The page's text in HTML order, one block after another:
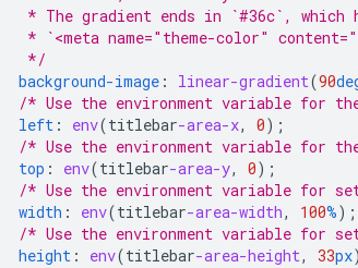
* The gradient ends in `#36c`, which
* `<meta name="theme-color"
   */
background-image : linear-gradient(90
/* Use the environment variable for
left : env(titlebar-area-x, 0);
/* Use the environment variable for
top : env(titlebar-area-y, 0);
/* Use the environment variable for
width : env(titlebar-area-width, 100%);
/* Use the environment variable for
height : env(titlebar-area-height, 33px